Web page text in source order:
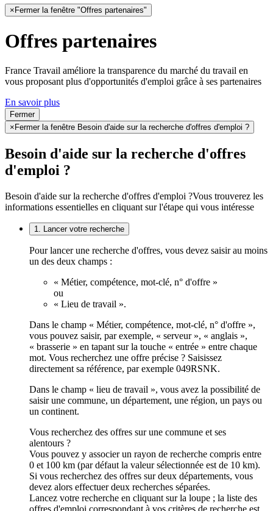
× Fermer la fenêtre "Offres partenaires"
Offres partenaires
France Travail améliore la transparence du marché du travail en
vous proposant plus d'opportunités d'emploi grâce à ses partenaires
En savoir plus
Fermer
× Fermer la fenêtre Besoin d'aide sur la recherche d'offres d'emploi ?
Besoin d'aide sur la recherche d'offres
d'emploi ?
Besoin d'aide sur la recherche d'offres d'emploi ?Vous trouverez les
informations essentielles en cliquant sur l'étape qui vous intéresse
1. Lancer votre recherche
Pour lancer une recherche d'offres, vous devez saisir au moins
un des deux champs :
« Métier, compétence, mot-clé, n° d'offre »
ou
« Lieu de travail ».
Dans le champ « Métier, compétence, mot-clé, n° d'offre »,
vous pouvez saisir, par exemple, « serveur », « anglais »,
« brasserie » en tapant sur la touche « entrée » entre chaque
mot. Vous recherchez une offre précise ? Saisissez
directement sa référence, par exemple 049RSNK.
Dans le champ « lieu de travail », vous avez la possibilité de
saisir une commune, un département, une région, un pays ou
un continent.
Vous recherchez des offres sur une commune et ses
alentours ?
Vous pouvez y associer un rayon de recherche compris entre
0 et 100 km (par défaut la valeur sélectionnée est de 10 km).
Si vous recherchez des offres sur deux départements, vous
devez alors effectuer deux recherches séparées.
Lancez votre recherche en cliquant sur la loupe ; la liste des
offres d'emploi correspondant à vos critères de recherche est